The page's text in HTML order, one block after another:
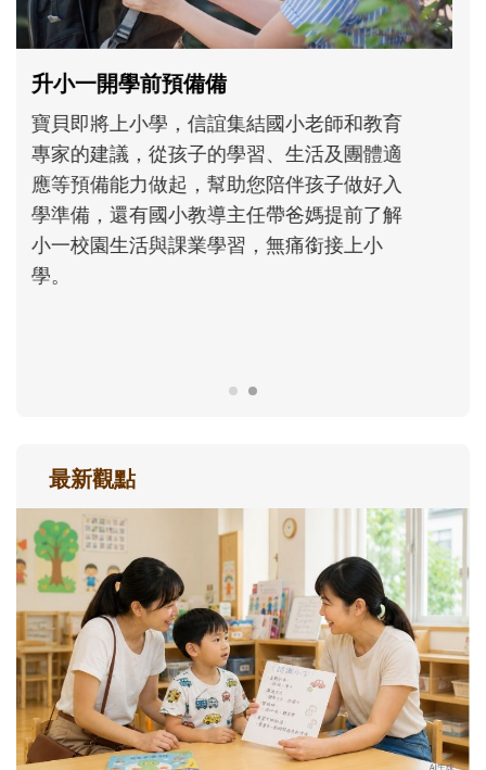
和孩子一起長大的那個男人│讀懂父親的
不同模樣
沒有人天生就擅長當爸爸！男人總是在一次
次「前所未有」的體驗中，跟著孩子一起長
大。從給予安全感的肢體遊戲，到獨立自
主、角色認同及解決問題的能力養成。爸爸
正嘗試用不同的模樣，參與孩子每個重要的
最新觀點